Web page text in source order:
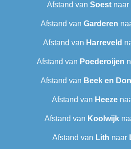
Afstand van Soest naar
Afstand van Garderen
Afstand van Harreveld
Afstand van Poederoijen
Afstand van Beek en
Afstand van Heeze
Afstand van Koolwijk
Afstand van Lith naar